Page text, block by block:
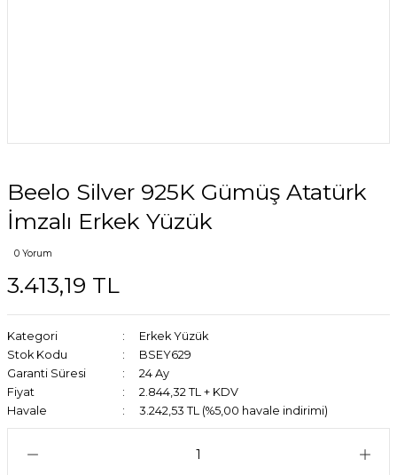
Beelo Silver 925K Gümüş Atatürk
İmzalı Erkek Yüzük
0 Yorum
3.413,19 TL
Kategori
Erkek Yüzük
Stok Kodu
BSEY629
Garanti Süresi
24 Ay
Fiyat
2.844,32 TL + KDV
Havale
3.242,53 TL (%5,00 havale indirimi)